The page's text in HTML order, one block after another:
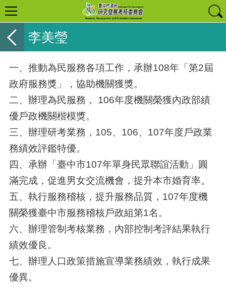
李美瑩
一、推動為民服務各項工作，承辦108年「第2屆
政府服務獎」，協助機關獲獎。
二、辦理為民服務， 106年度機關榮獲內政部績
優戶政機關楷模獎。
三、辦理研考業務，105、106、107年度戶政業
務績效評鑑特優。
四、承辦「臺中市107年單身民眾聯誼活動」圓
滿完成，促進男女交流機會，提升本市婚育率。
五、執行服務稽核，提升服務品質，107年度機
關榮獲臺中市服務稽核戶政組第1名。
六、辦理管制考核業務，內部控制考評結果執行
績效優良。
七、辦理人口政策措施宣導業務績效，執行成果
優異。